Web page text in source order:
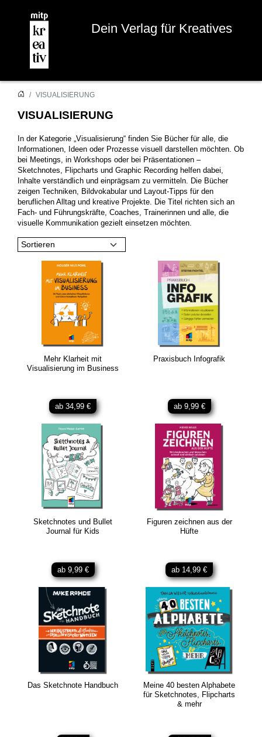
Dein Verlag für Kreatives
VISUALISIERUNG
VISUALISIERUNG
In der Kategorie „Visualisierung“ finden Sie Bücher für alle, die
Informationen, Ideen oder Prozesse visuell darstellen möchten. Ob
bei Meetings, in Workshops oder bei Präsentationen –
Sketchnotes, Flipcharts und Graphic Recording helfen dabei,
Inhalte verständlich und einprägsam zu vermitteln. Die Bücher
zeigen Techniken, Bildvokabular und Layout-Tipps für den
beruflichen Alltag und kreative Projekte. Die Titel richten sich an
Fach- und Führungskräfte, Coaches, Trainerinnen und alle, die
visuelle Kommunikation gezielt einsetzen möchten.
Sortieren
Mehr Klarheit mit
Visualisierung im Business
ab 34,99 €
Praxisbuch Infografik
ab 9,99 €
Sketchnotes und Bullet
Journal für Kids
ab 9,99 €
Figuren zeichnen aus der
Hüfte
ab 14,99 €
Das Sketchnote Handbuch
Meine 40 besten Alphabete
für Sketchnotes, Flipcharts
& mehr